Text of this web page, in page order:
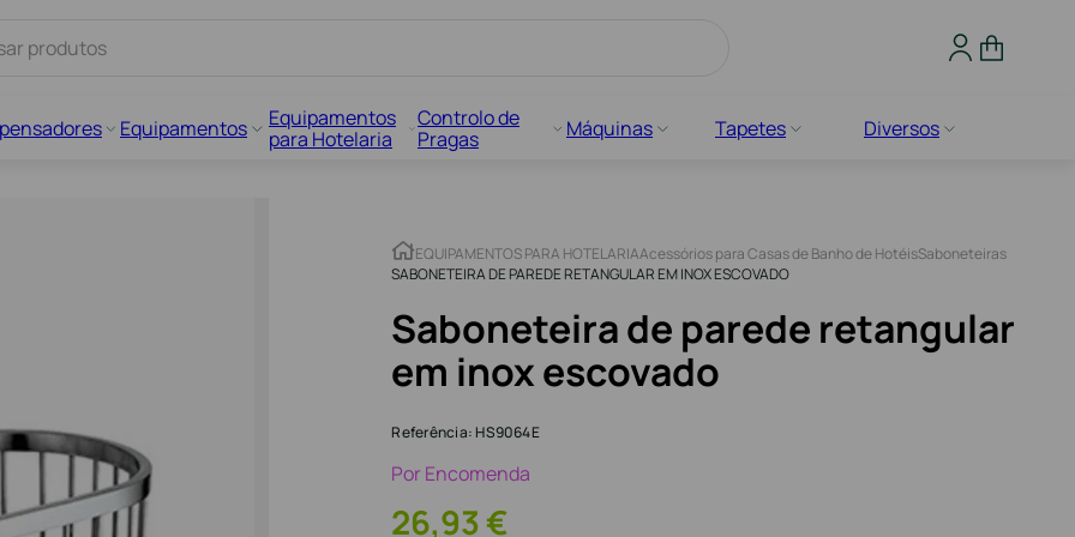
Equipamentos
Equipamentos
para Hotelaria
Controlo de
Pragas
Máquinas Tapetes Diversos
EQUIPAMENTOS PARA HOTELARIAAcessórios para Casas de Banho de HotéisSaboneteiras
SABONETEIRA DE PAREDE RETANGULAR EM INOX ESCOVADO
Saboneteira de parede retangular
em inox escovado
Referência: HS9064E
Por Encomenda
26,93€